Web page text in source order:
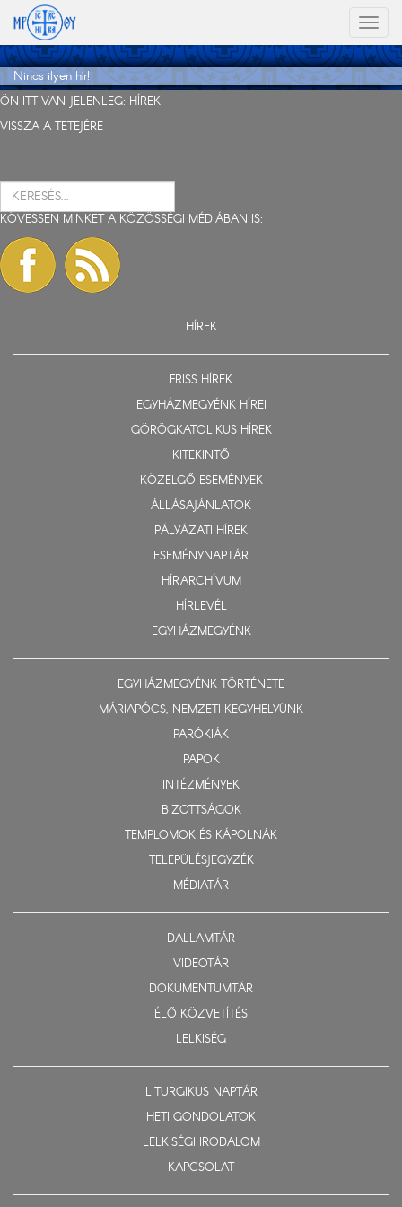
Nincs ilyen hír!
ÖN ITT VAN JELENLEG: HÍREK
VISSZA A TETEJÉRE
KÖVESSEN MINKET A KÖZÖSSÉGI MÉDIÁBAN IS:
HÍREK
FRISS HÍREK
EGYHÁZMEGYÉNK HÍREI
GÖRÖGKATOLIKUS HÍREK
KITEKINTŐ
KÖZELGŐ ESEMÉNYEK
ÁLLÁSAJÁNLATOK
PÁLYÁZATI HÍREK
ESEMÉNYNAPTÁR
HÍRARCHÍVUM
HÍRLEVÉL
EGYHÁZMEGYÉNK
EGYHÁZMEGYÉNK TÖRTÉNETE
MÁRIAPÓCS, NEMZETI KEGYHELYÜNK
PARÓKIÁK
PAPOK
INTÉZMÉNYEK
BIZOTTSÁGOK
TEMPLOMOK ÉS KÁPOLNÁK
TELEPÜLÉSJEGYZÉK
MÉDIATÁR
DALLAMTÁR
VIDEOTÁR
DOKUMENTUMTÁR
ÉLŐ KÖZVETÍTÉS
LELKISÉG
LITURGIKUS NAPTÁR
HETI GONDOLATOK
LELKISÉGI IRODALOM
KAPCSOLAT